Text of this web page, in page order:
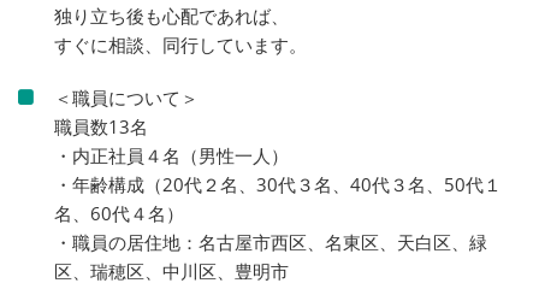
独り立ち後も心配であれば、
すぐに相談、同行しています。
＜職員について＞
職員数13名
・内正社員４名（男性一人）
・年齢構成（20代２名、30代３名、40代３名、50代１
名、60代４名）
・職員の居住地：名古屋市西区、名東区、天白区、緑
区、瑞穂区、中川区、豊明市